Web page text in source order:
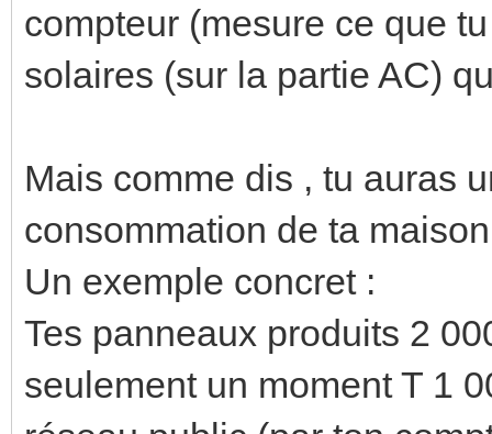
compteur (mesure ce que
solaires (sur la partie AC)
Mais comme dis , tu auras
consommation de ta
Un exemple concret :
Tes panneaux produits 2
seulement un moment T 1